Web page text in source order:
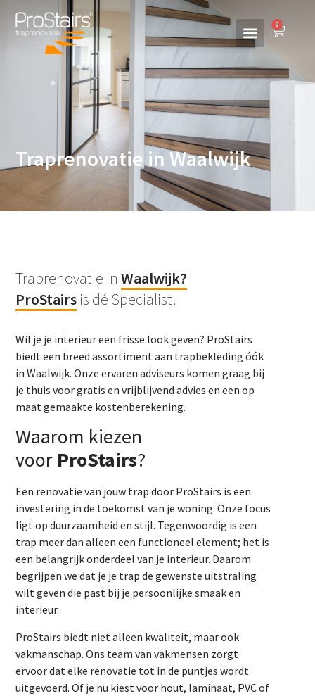
0
Traprenovatie in Waalwijk
Traprenovatie inWaalwijk?
ProStairs is dé Specialist!
Wil je je interieur een frisse look geven? ProStairs
biedt een breed assortiment aan trapbekleding óók
in Waalwijk. Onze ervaren adviseurs komen graag bij
je thuis voor gratis en vrijblijvend advies en een op
maat gemaakte kostenberekening.
Waarom kiezen
voor ProStairs?
Een renovatie van jouw trap door ProStairs is een
investering in de toekomst van je woning. Onze focus
ligt op duurzaamheid en stijl. Tegenwoordig is een
trap meer dan alleen een functioneel element; het is
een belangrijk onderdeel van je interieur. Daarom
begrijpen we dat je je trap de gewenste uitstraling
wilt geven die past bij je persoonlijke smaak en
interieur.
ProStairs biedt niet alleen kwaliteit, maar ook
vakmanschap. Ons team van vakmensen zorgt
ervoor dat elke renovatie tot in de puntjes wordt
uitgevoerd. Of je nu kiest voor hout, laminaat, PVC of